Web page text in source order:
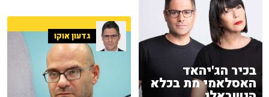
בכיר הג'יהאד
האסלאמי מת בכלא
גדעון אוקו